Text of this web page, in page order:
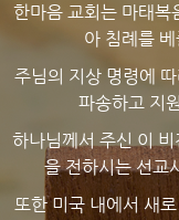
한마음 교회는 마태
아 침례를
주님의 지상 명령에
파송하고 지
하나님께서 주신 이
을 전하시는 선교
또한 미국 내에서 새